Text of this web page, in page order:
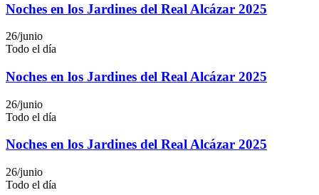
Noches en los Jardines del Real Alcázar 2025
26/junio
Todo el día
Noches en los Jardines del Real Alcázar 2025
26/junio
Todo el día
Noches en los Jardines del Real Alcázar 2025
26/junio
Todo el día